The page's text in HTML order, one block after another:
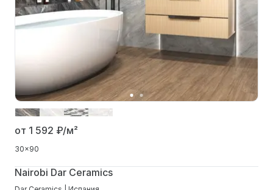
от 1 592 ₽/м²
30x90
Nairobi Dar Ceramics